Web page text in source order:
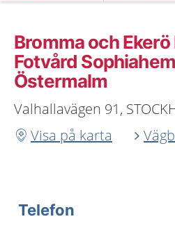
Bromma och
Fotvård
Östermalm
Valhallavägen 91,
Visa på karta
Telefon